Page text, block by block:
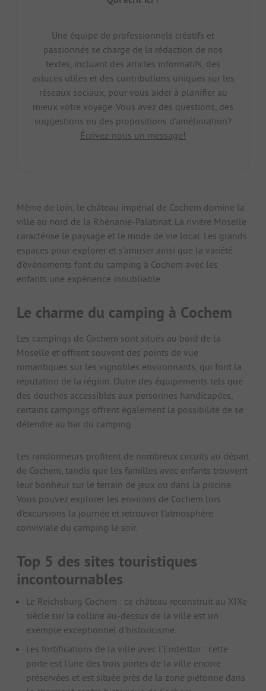
Une équipe de professionnels créatifs et
passionnés se charge de la rédaction de nos
textes, incluant des articles informatifs, des
astuces utiles et des contributions uniques sur les
réseaux sociaux, pour vous aider à planifier au
mieux votre voyage. Vous avez des questions, des
suggestions ou des propositions d'amélioration?
Écrivez-nous un message!
Même de loin, le château impérial de Cochem domine la
ville au nord de la Rhénanie-Palatinat. La rivière Moselle
caractérise le paysage et le mode de vie local. Les grands
espaces pour explorer et s'amuser ainsi que la variété
d'événements font du camping à Cochem avec les
enfants une expérience inoubliable.
Le charme du camping à Cochem
Les campings de Cochem sont situés au bord de la
Moselle et offrent souvent des points de vue
romantiques sur les vignobles environnants, qui font la
réputation de la région. Outre des équipements tels que
des douches accessibles aux personnes handicapées,
certains campings offrent également la possibilité de se
détendre au bar du camping.
Les randonneurs profitent de nombreux circuits au départ
de Cochem, tandis que les familles avec enfants trouvent
leur bonheur sur le terrain de jeux ou dans la piscine.
Vous pouvez explorer les environs de Cochem lors
d'excursions la journée et retrouver l'atmosphère
conviviale du camping le soir.
Top 5 des sites touristiques
incontournables
Le Reichsburg Cochem : ce château reconstruit au XIXe
siècle sur la colline au-dessus de la ville est un
exemple exceptionnel d'historicisme.
Les fortifications de la ville avec l'Enderttor : cette
porte est l'une des trois portes de la ville encore
préservées et est située près de la zone piétonne dans